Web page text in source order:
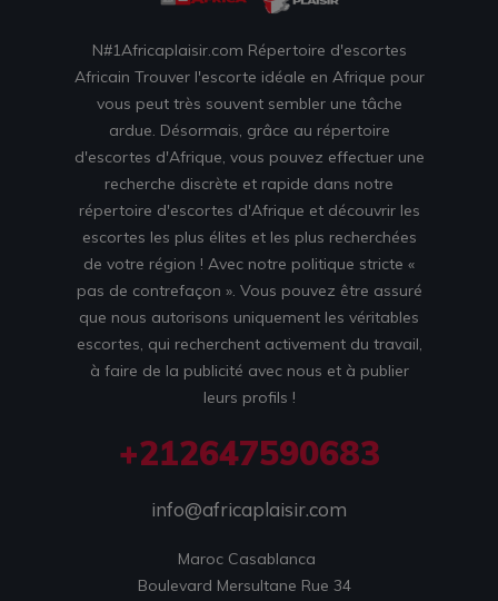
N#1Africaplaisir.com Répertoire d'escortes
Africain Trouver l'escorte idéale en Afrique pour
vous peut très souvent sembler une tâche
ardue. Désormais, grâce au répertoire
d'escortes d'Afrique, vous pouvez effectuer une
recherche discrète et rapide dans notre
répertoire d'escortes d'Afrique et découvrir les
escortes les plus élites et les plus recherchées
de votre région ! Avec notre politique stricte «
pas de contrefaçon ». Vous pouvez être assuré
que nous autorisons uniquement les véritables
escortes, qui recherchent activement du travail,
à faire de la publicité avec nous et à publier
leurs profils !
+212647590683
info@africaplaisir.com
Maroc Casablanca
Boulevard Mersultane Rue 34